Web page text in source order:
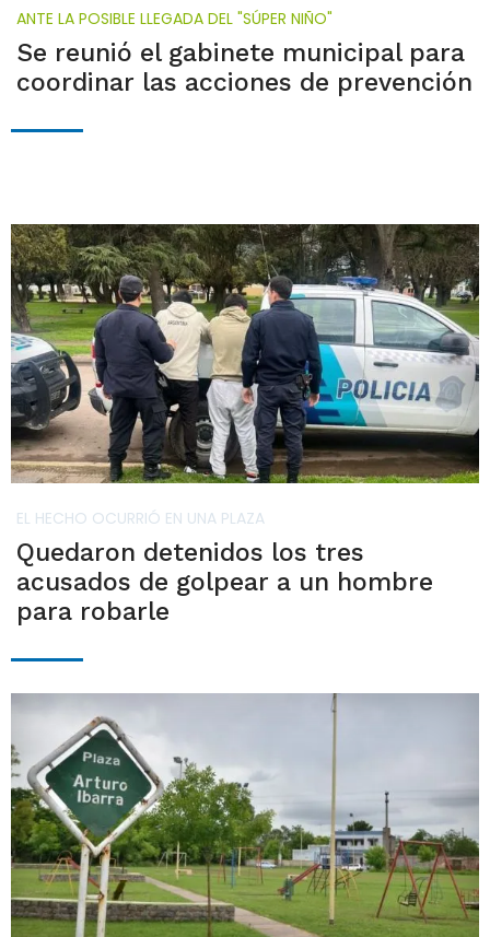
ANTE LA POSIBLE LLEGADA DEL "SÚPER NIÑO"
Se reunió el gabinete municipal para
coordinar las acciones de prevención
EL HECHO OCURRIÓ EN UNA PLAZA
Quedaron detenidos los tres
acusados de golpear a un hombre
para robarle